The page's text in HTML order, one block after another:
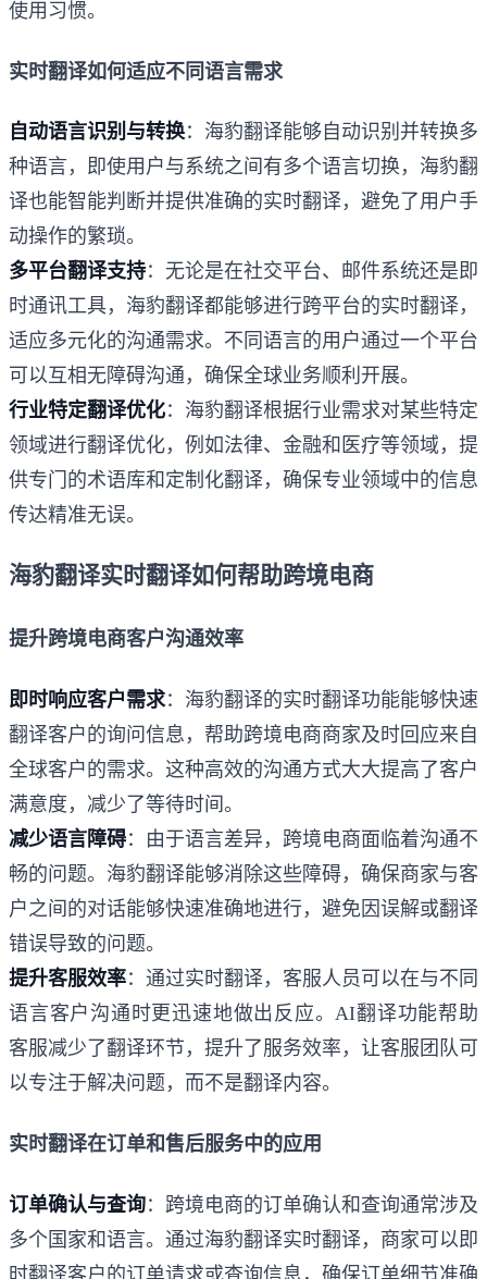
使用习惯。
实时翻译如何适应不同语言需求
自动语言识别与转换：海豹翻译能够自动识别并转换多
种语言，即使用户与系统之间有多个语言切换，海豹翻
译也能智能判断并提供准确的实时翻译，避免了用户手
动操作的繁琐。
多平台翻译支持：无论是在社交平台、邮件系统还是即
时通讯工具，海豹翻译都能够进行跨平台的实时翻译，
适应多元化的沟通需求。不同语言的用户通过一个平台
可以互相无障碍沟通，确保全球业务顺利开展。
行业特定翻译优化：海豹翻译根据行业需求对某些特定
领域进行翻译优化，例如法律、金融和医疗等领域，提
供专门的术语库和定制化翻译，确保专业领域中的信息
传达精准无误。
海豹翻译实时翻译如何帮助跨境电商
提升跨境电商客户沟通效率
即时响应客户需求：海豹翻译的实时翻译功能能够快速
翻译客户的询问信息，帮助跨境电商商家及时回应来自
全球客户的需求。这种高效的沟通方式大大提高了客户
满意度，减少了等待时间。
减少语言障碍：由于语言差异，跨境电商面临着沟通不
畅的问题。海豹翻译能够消除这些障碍，确保商家与客
户之间的对话能够快速准确地进行，避免因误解或翻译
错误导致的问题。
提升客服效率：通过实时翻译，客服人员可以在与不同
语言客户沟通时更迅速地做出反应。AI翻译功能帮助
客服减少了翻译环节，提升了服务效率，让客服团队可
以专注于解决问题，而不是翻译内容。
实时翻译在订单和售后服务中的应用
订单确认与查询：跨境电商的订单确认和查询通常涉及
多个国家和语言。通过海豹翻译实时翻译，商家可以即